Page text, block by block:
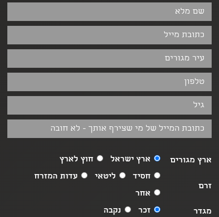
ארץ מגורים ארץ ישראל חוץ לארץ
זרם
חסיד ליטאי
עדות המזרח
אחר
מגדר
זכר נקבה